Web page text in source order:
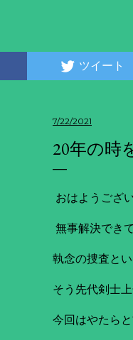
ツイート
7/22/2021
20年の時
おはようござ
無事解決でき
執念の捜査と
そう先代剣士上
今回はやたら